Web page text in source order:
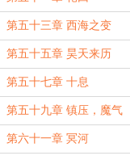
第五十三章 西海之变
第五十五章 昊天来历
第五十七章 十息
第五十九章 镇压，魔气
第六十一章 冥河